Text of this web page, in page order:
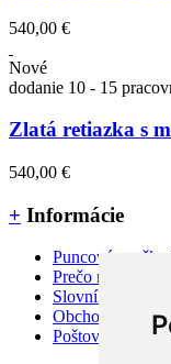
540,00 €
Nové
dodanie 10 - 15
Zlatá retiazka s
540,00 €
+ Informácie
Puncové značky
Prečo rubino
Slovník pojmov
Obchodné
Poštovné,